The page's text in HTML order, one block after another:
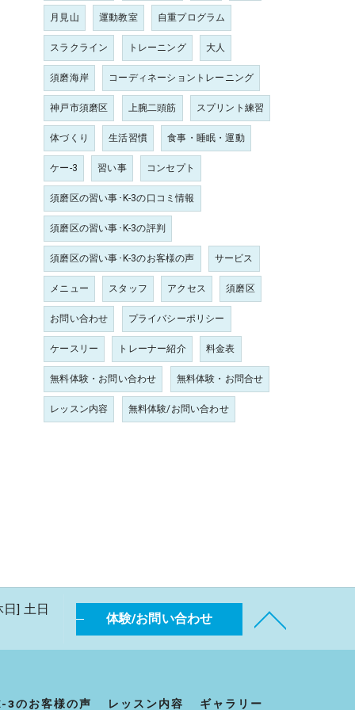
月見山 運動教室 自重プログラム
スラクライン トレーニング 大人
須磨海岸 コーディネーショントレーニング
神戸市須磨区 上腕二頭筋 スプリント練習
体づくり 生活習慣 食事・睡眠・運動
ケー-3 習い事 コンセプト
須磨区の習い事･K-3の口コミ情報
須磨区の習い事･K-3の評判
須磨区の習い事･K-3のお客様の声 サービス
メニュー スタッフ アクセス 須磨区
お問い合わせ プライバシーポリシー
ケースリー トレーナー紹介 料金表
無料体験・お問い合わせ 無料体験・お問合せ
レッスン内容 無料体験/お問い合わせ
] 土日
体験/お問い合わせ
3のお客様の声 レッスン内容 ギャラリー